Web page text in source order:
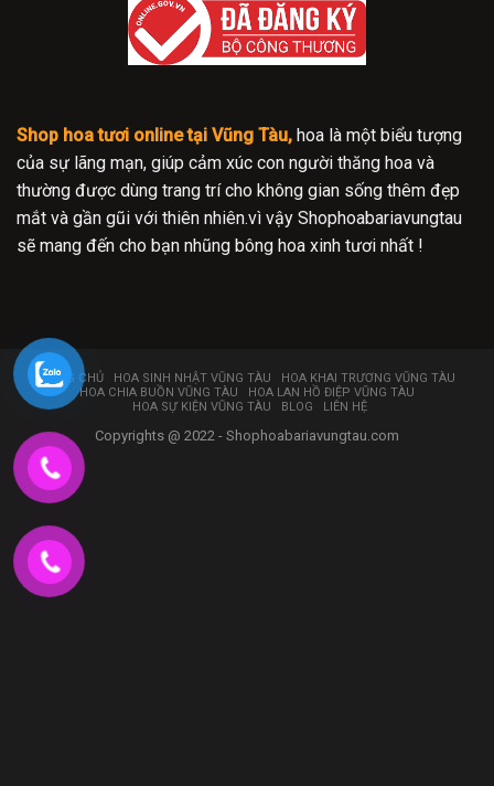
Shop hoa tươi online tại Vũng Tàu, hoa là một biểu tượng
của sự lãng mạn, giúp cảm xúc con người thăng hoa và
thường được dùng trang trí cho không gian sống thêm đẹp
mắt và gần gũi với thiên nhiên.vì vậy Shophoabariavungtau
sẽ mang đến cho bạn nhũng bông hoa xinh tươi nhất !
TRANG CHỦ HOA SINH NHẬT VŨNG TÀU
HOA KHAI TRƯƠNG VŨNG TÀU
HOA CHIA BUỒN VŨNG TÀU
HOA LAN HỒ ĐIỆP VŨNG TÀU
HOA SỰ KIỆN VŨNG TÀU
BLOG LIÊN HỆ
Copyrights @ 2022 - Shophoabariavungtau.com